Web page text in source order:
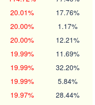
20.01% 17.76%
20.00% 1.17%
20.00% 12.21%
19.99% 11.69%
19.99% 32.20%
19.99% 5.84%
19.97% 28.44%